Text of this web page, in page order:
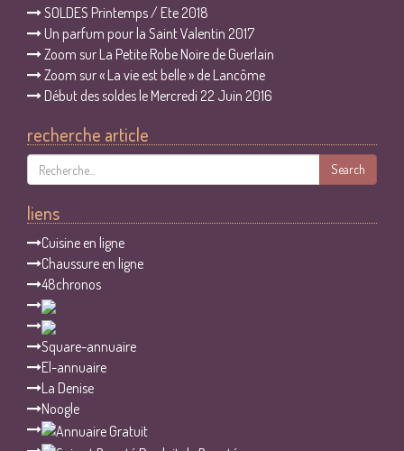
SOLDES Printemps / Ete 2018
Un parfum pour la Saint Valentin 2017
Zoom sur La Petite Robe Noire de Guerlain
Zoom sur « La vie est belle » de Lancôme
Début des soldes le Mercredi 22 Juin 2016
recherche article
Search
liens
Cuisine en ligne
Chaussure en ligne
48chronos
Square-annuaire
El-annuaire
La Denise
Noogle